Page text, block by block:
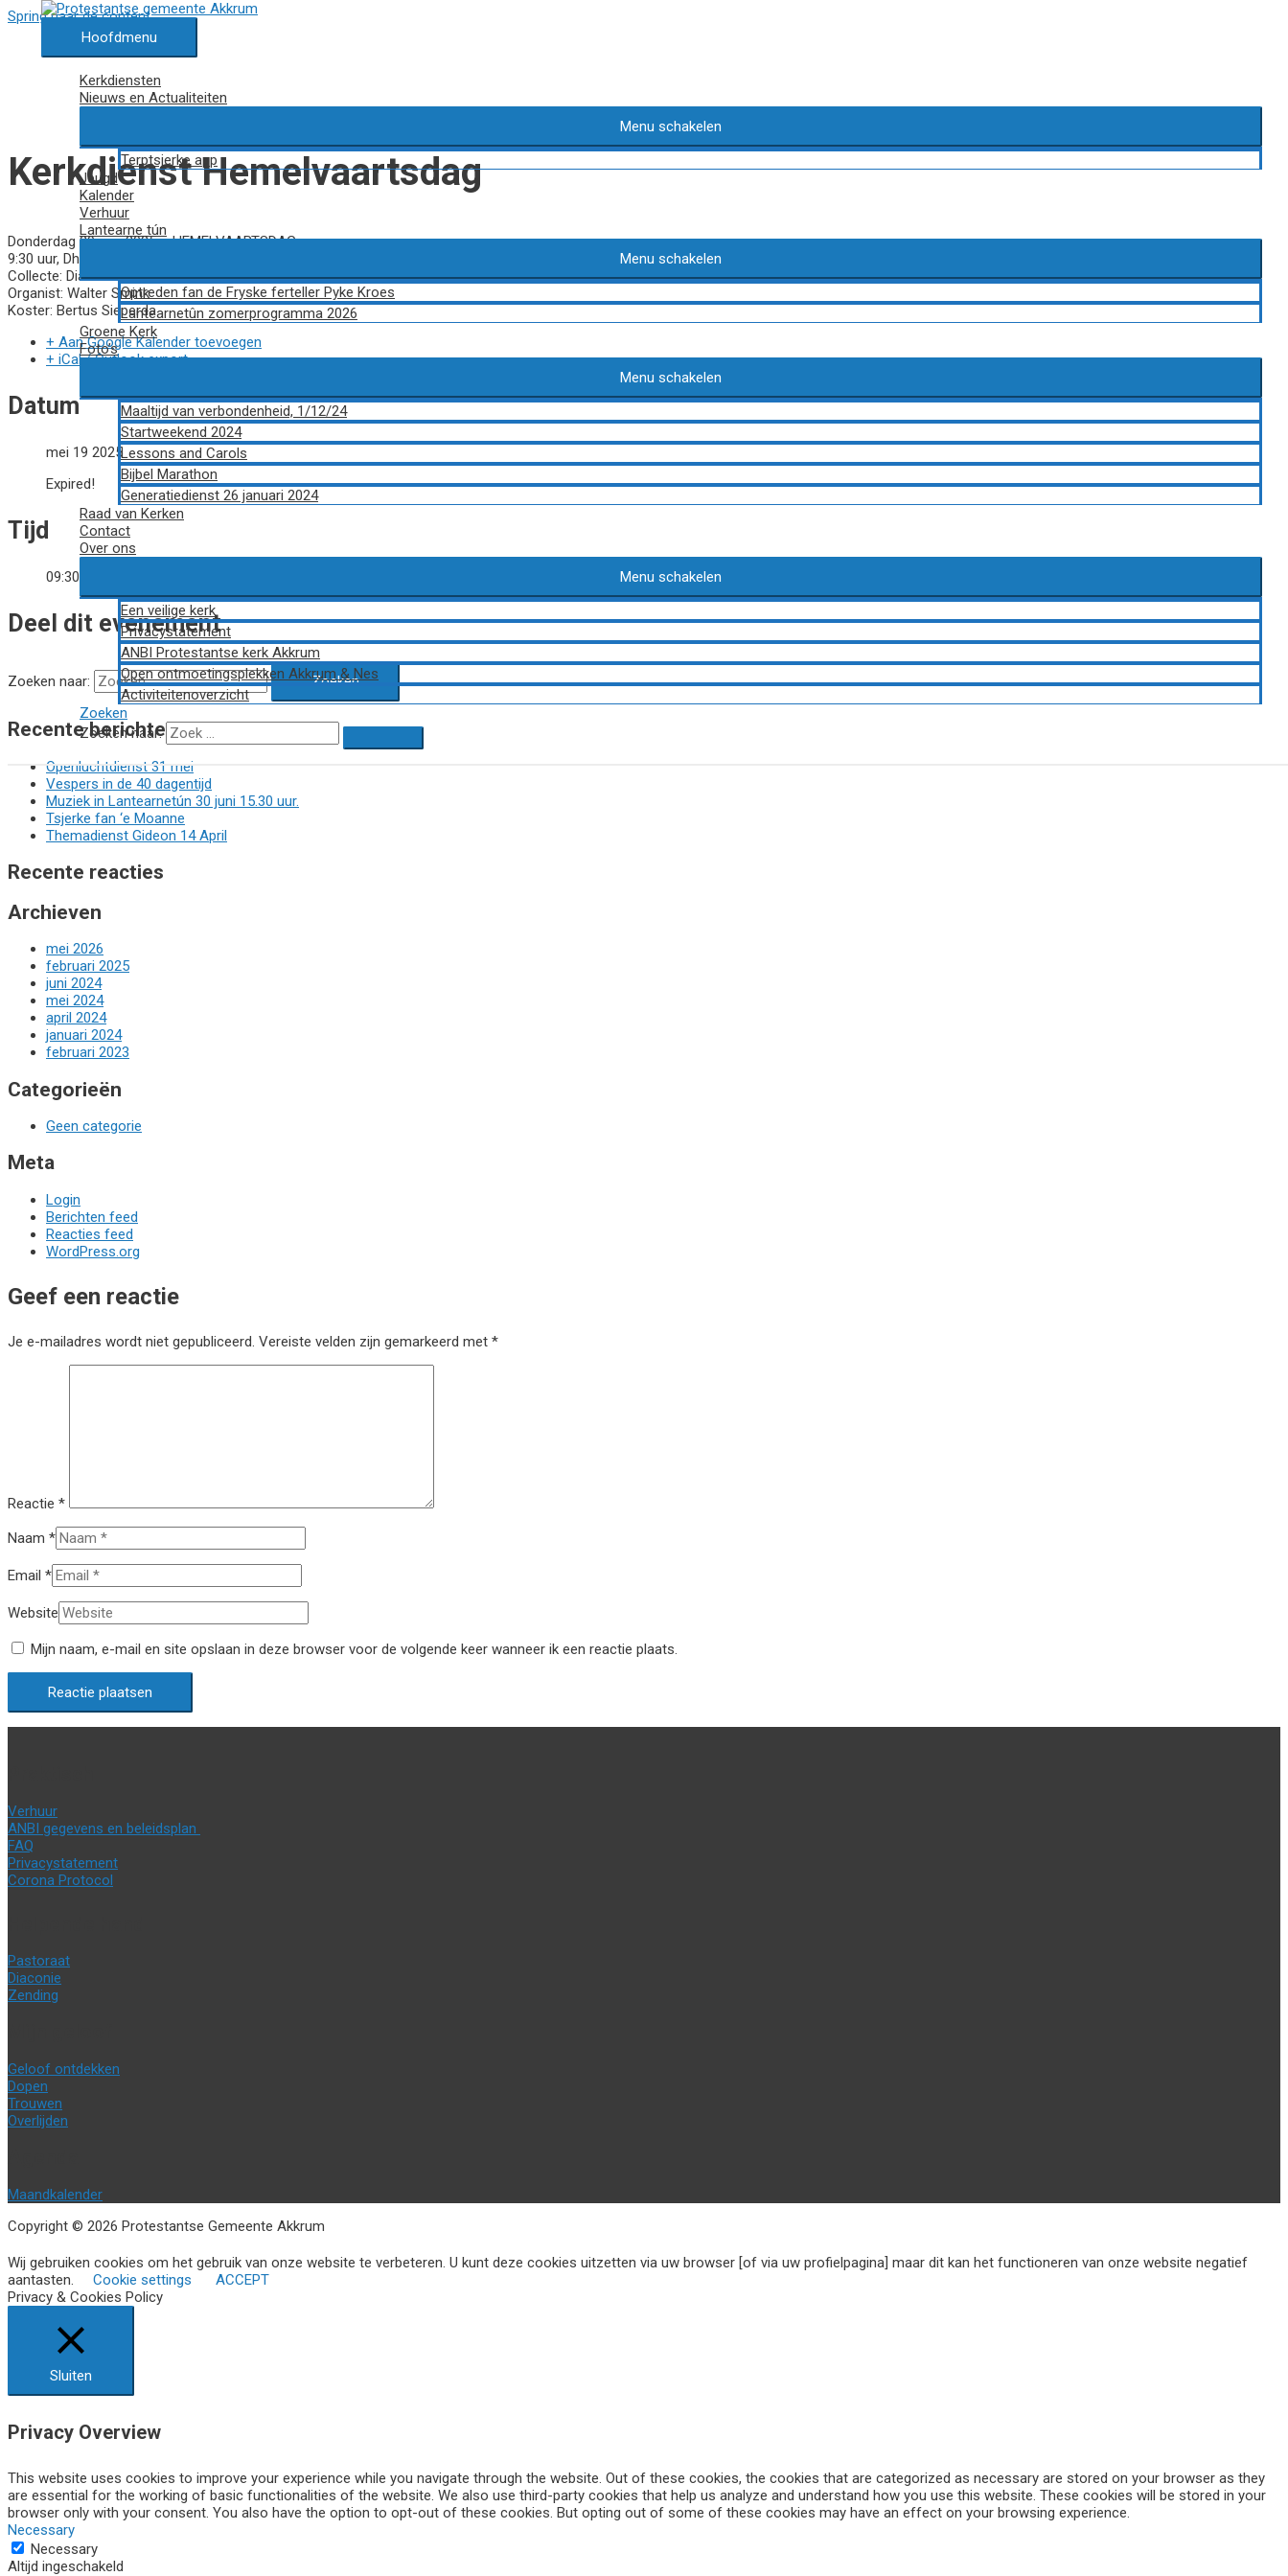
Spring naar de content
Hoofdmenu
Kerkdiensten
Nieuws en Actualiteiten
Menu schakelen
Terptsjerke app
Jeugd
Kalender
Verhuur
Lantearne tún
Menu schakelen
Optreden fan de Fryske ferteller Pyke Kroes
Lantearnetûn zomerprogramma 2026
Groene Kerk
Foto’s
Menu schakelen
Maaltijd van verbondenheid, 1/12/24
Startweekend 2024
Lessons and Carols
Bijbel Marathon
Generatiedienst 26 januari 2024
Raad van Kerken
Contact
Over ons
Menu schakelen
Een veilige kerk
Privacystatement
ANBI Protestantse kerk Akkrum
Open ontmoetingsplekken Akkrum & Nes
Activiteitenoverzicht
Zoeken
Zoeken naar:
Kerkdienst Hemelvaartsdag
Donderdag 29 mei 2025 – HEMELVAARTSDAG
9:30 uur, Dhr. Mark Schippers, Zalk
Collecte: Diaconie en Kerk
Organist: Walter Smink
Koster: Bertus Sieperda
+ Aan Google Kalender toevoegen
+ iCal / Outlook export
Datum
mei 19 2025
Expired!
Tijd
09:30
Deel dit evenement
Zoeken naar:
Recente berichten
Openluchtdienst 31 mei
Vespers in de 40 dagentijd
Muziek in Lantearnetún 30 juni 15.30 uur.
Tsjerke fan ‘e Moanne
Themadienst Gideon 14 April
Recente reacties
Archieven
mei 2026
februari 2025
juni 2024
mei 2024
april 2024
januari 2024
februari 2023
Categorieën
Geen categorie
Meta
Login
Berichten feed
Reacties feed
WordPress.org
Geef een reactie
Je e-mailadres wordt niet gepubliceerd. Vereiste velden zijn gemarkeerd met *
Reactie *
Naam *
Email *
Website
Mijn naam, e-mail en site opslaan in deze browser voor de volgende keer wanneer ik een reactie plaats.
Verhuur
ANBI gegevens en beleidsplan
FAQ
Privacystatement
Corona Protocol
Pastoraat
Diaconie
Zending
Geloof ontdekken
Dopen
Trouwen
Overlijden
Maandkalender
Copyright © 2026 Protestantse Gemeente Akkrum
Wij gebruiken cookies om het gebruik van onze website te verbeteren. U kunt deze cookies uitzetten via uw browser [of via uw profielpagina] maar dit kan het functioneren van onze website negatief
aantasten.
Cookie settings
ACCEPT
Privacy & Cookies Policy
Sluiten
Privacy Overview
This website uses cookies to improve your experience while you navigate through the website. Out of these cookies, the cookies that are categorized as necessary are stored on your browser as they
are essential for the working of basic functionalities of the website. We also use third-party cookies that help us analyze and understand how you use this website. These cookies will be stored in your
browser only with your consent. You also have the option to opt-out of these cookies. But opting out of some of these cookies may have an effect on your browsing experience.
Necessary
Necessary
Altijd ingeschakeld